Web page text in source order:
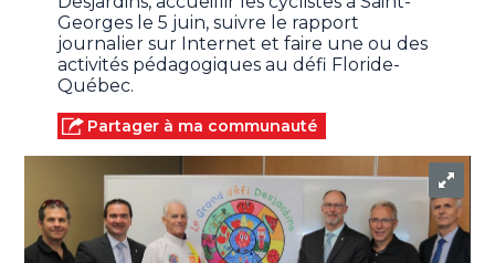
Georges le 5 juin, suivre le rapport
journalier sur Internet et faire une ou des
activités pédagogiques au défi Floride-
Québec.
Partager à ma communauté